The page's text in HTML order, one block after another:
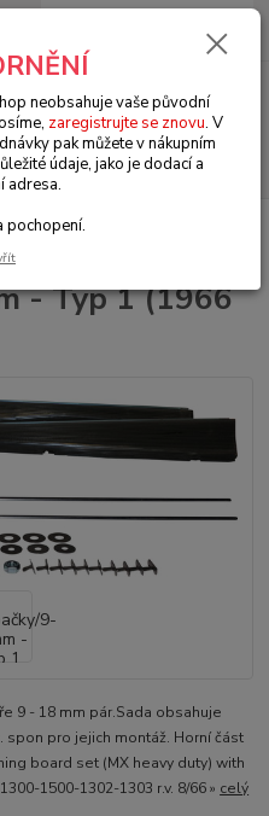
Menu
Hledat
0 Kč
Karosářské díly (Karosseridele)
- Typ 1 (1966
9 - 18 mm pár.Sada obsahuje
spon pro jejich montáž. Horní část
board set (MX heavy duty) with
1500-1302-1303 r.v. 8/66 » celý
neobsahuje vaše původní
zaregistrujte se znovu. V
pak můžete v nákupním
údaje, jako je dodací a
adresa.
pochopení.